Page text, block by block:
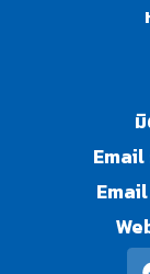
Email